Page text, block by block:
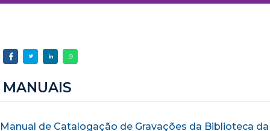
MANUAIS
Manual de Catalogação de Gravações da Biblioteca da